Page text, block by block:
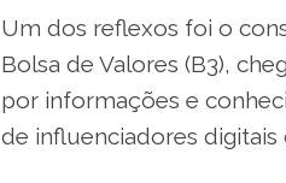
Um dos reflexos foi o
Bolsa de Valores (B3),
por informações e
de influenciadores